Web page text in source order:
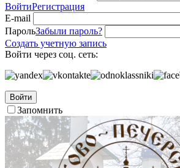
ВойтиРегистрация
E-mail
ПарольЗабыли пароль?
Создать учетную запись
Войти через соц. сеть:
Войти
Запомнить